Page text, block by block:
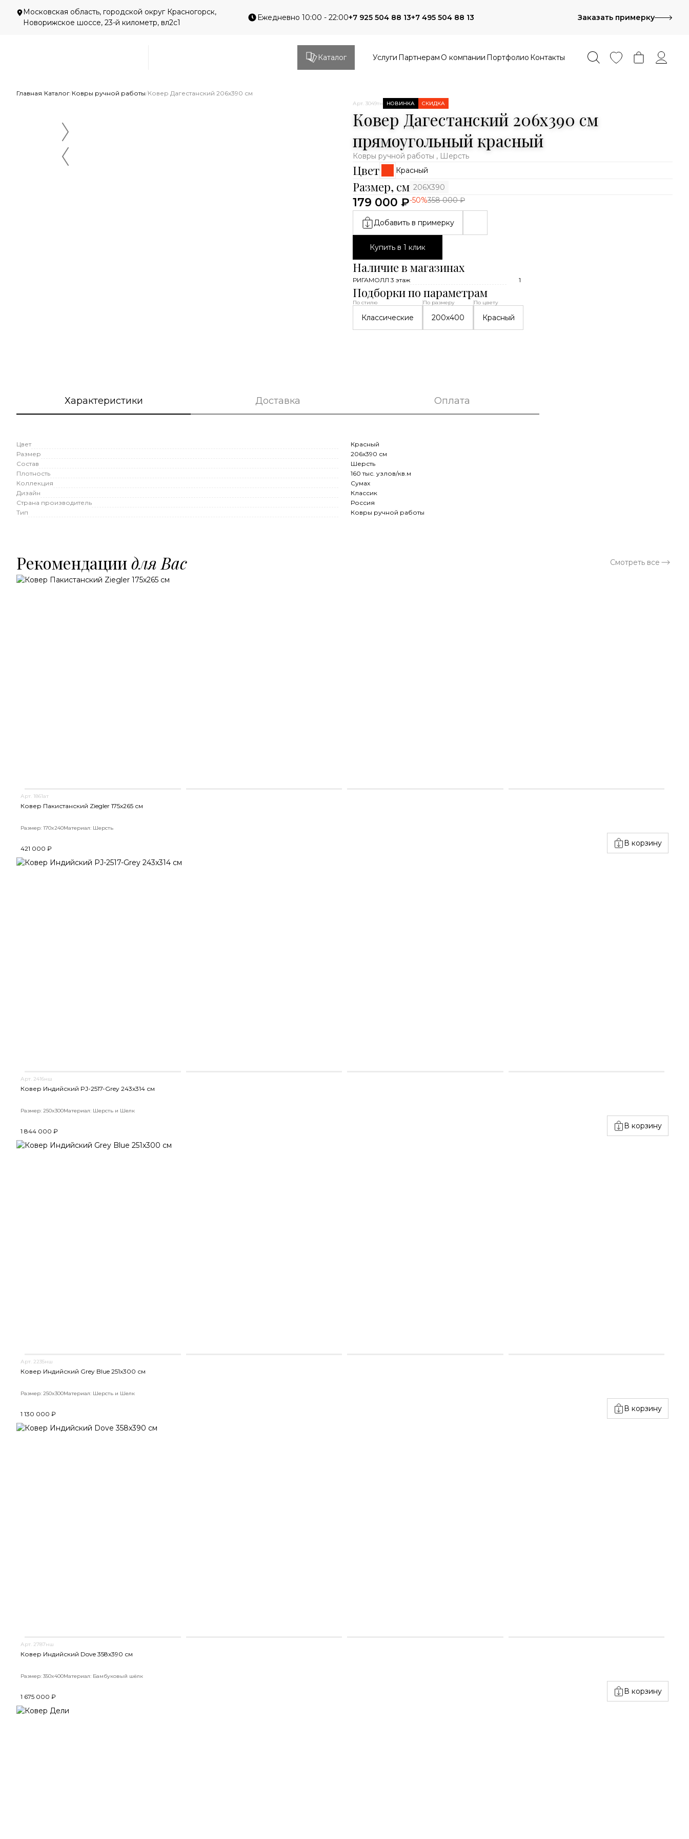
Московская область, городской округ Красногорск,
Новорижское шоссе, 23-й километр, вл2с1
Ежедневно 10:00 - 22:00+7 925 504 88 13+7 495 504 88 13 Заказать примерку
Каталог Услуги Партнерам О компании Портфолио Контакты
Главная/Каталог/Ковры ручной работы/Ковер Дагестанский 206x390 см
Арт. 3049тн НОВИНКА СКИДКА
Ковер Дагестанский 206x390 см
прямоугольный красный
Ковры ручной работы , Шерсть
Цвет Красный
Размер, см 206X390
179 000 ₽-50%358 000 ₽
Добавить в примерку
Купить в 1 клик
Наличие в магазинах
РИГАМОЛЛ 3 этаж 1
Подборки по параметрам
По стилю
Классические
По размеру
200х400
По цвету
Красный
Характеристики Доставка Оплата
Цвет
Красный
Размер
206x390 см
Состав
Шерсть
Плотность
160 тыс. узлов/кв.м
Коллекция
Сумах
Дизайн
Классик
Страна производитель
Россия
Тип
Ковры ручной работы
Рекомендациидля Вас Смотреть все
Арт. 1861ат
Ковер Пакистанский Ziegler 175x265 см
Размер: 170x240Материал: Шерсть
421 000 ₽
В корзину
Арт. 2416нш
Ковер Индийский PJ-2517-Grey 243x314 см
Размер: 250x300Материал: Шерсть и Шелк
1 844 000 ₽
В корзину
Арт. 2235нш
Ковер Индийский Grey Blue 251x300 см
Размер: 250x300Материал: Шерсть и Шелк
1 130 000 ₽
В корзину
Арт. 2787нш
Ковер Индийский Dove 358x390 см
Размер: 350x400Материал: Бамбуковый шёлк
1 675 000 ₽
В корзину